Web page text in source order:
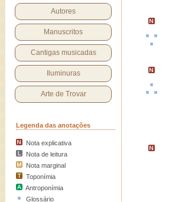
Autores
Manuscritos
Cantigas musicadas
Iluminuras
Arte de Trovar
Legenda das anotações
Nota explicativa
Nota de leitura
Nota marginal
Toponímia
Antroponímia
Glossário